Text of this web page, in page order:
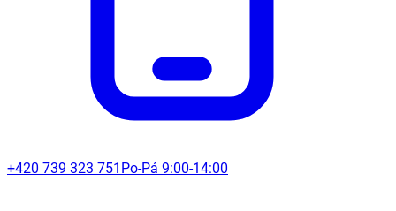
+420 739 323 751 Po-Pá 9:00-14:00